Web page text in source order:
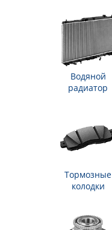
Водяной
радиатор
Тормозные
колодки